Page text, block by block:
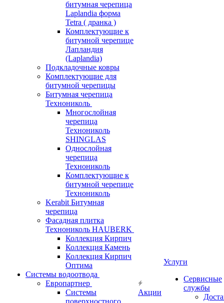
битумная черепица
Laplandia форма
Tetra ( дранка )
Комплектующие к
битумной черепице
Лапландия
(Laplandia)
Подкладочные ковры
Комплектующие для
битумной черепицы
Битумная черепица
Технониколь
Многослойная
черепица
Технониколь
SHINGLAS
Однослойная
черепица
Технониколь
Комплектующие к
битумной черепице
Технониколь
Kerabit Битумная
черепица
Фасадная плитка
Технониколь HAUBERK
Кол​лекция Кирпич
Кол​лекция Камень
Коллекция Кирпич
Оптима
Системы водоотвода
Европартнер
Системы
поверхностного
Акции
Услуги
Сервисные
службы